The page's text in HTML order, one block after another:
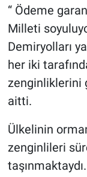
“ Ödeme
Milleti
Demiryolları
her iki
zenginliklerini
aitti.
Ülkelinin
zenginlileri